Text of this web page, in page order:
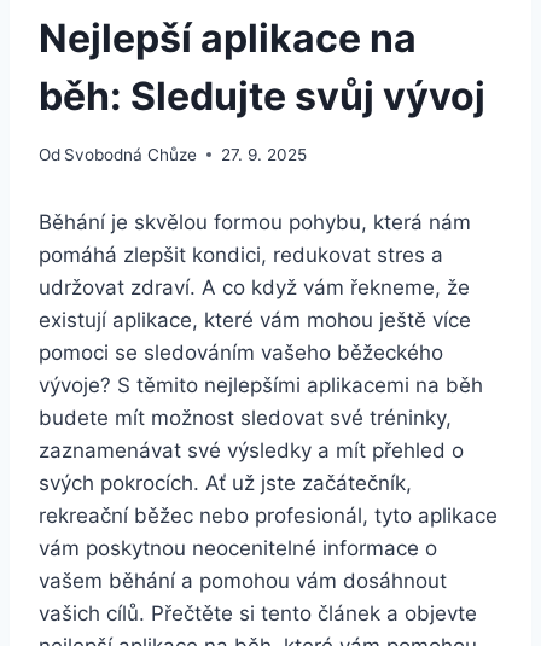
Nejlepší aplikace na
běh: Sledujte svůj vývoj
Od Svobodná Chůze 27. 9. 2025
Běhání je skvělou formou pohybu, která nám
pomáhá zlepšit kondici, redukovat stres a
udržovat zdraví. A co když vám řekneme, že
existují aplikace, které vám mohou ještě více
pomoci se sledováním vašeho běžeckého
vývoje? S těmito nejlepšími aplikacemi na běh
budete mít možnost sledovat své tréninky,
zaznamenávat své výsledky a mít přehled o
svých pokrocích. Ať už jste začátečník,
rekreační běžec nebo profesionál, tyto aplikace
vám poskytnou neocenitelné informace o
vašem běhání a pomohou vám dosáhnout
vašich cílů. Přečtěte si tento článek a objevte